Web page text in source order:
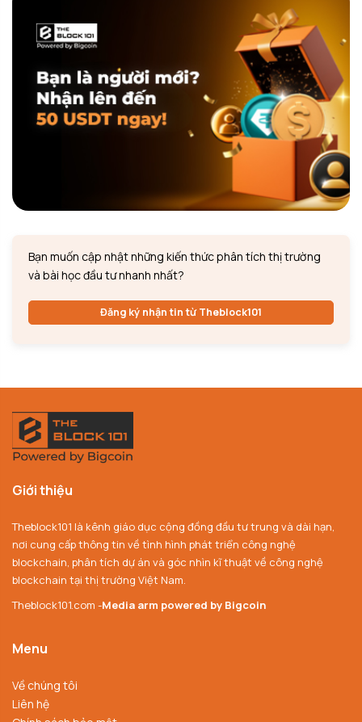
Bạn muốn cập nhật những kiến thức phân tích thị trường
và bài học đầu tư nhanh nhất?
Đăng ký nhận tin từ Theblock101
Giới thiệu
Theblock101 là kênh giáo dục cộng đồng đầu tư trung và dài hạn,
nơi cung cấp thông tin về tình hình phát triển công nghệ
blockchain, phân tích dự án và góc nhìn kĩ thuật về công nghệ
blockchain tại thị trường Việt Nam.
Theblock101.com -Media arm powered by Bigcoin
Menu
Về chúng tôi
Liên hệ